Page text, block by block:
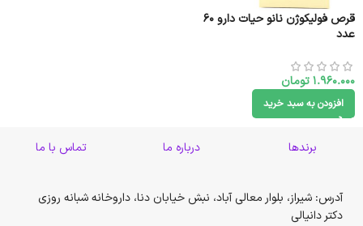
قرص فولیکوژن نانو حیات دارو 60
عدد
1.960.000تومان
افزودن به سبد خرید
برندها درباره ما تماس با ما
آدرس: شیراز، بلوار معالی آباد، نبش خیابان دنا، داروخانه شبانه روزی
دکتر دانیالی